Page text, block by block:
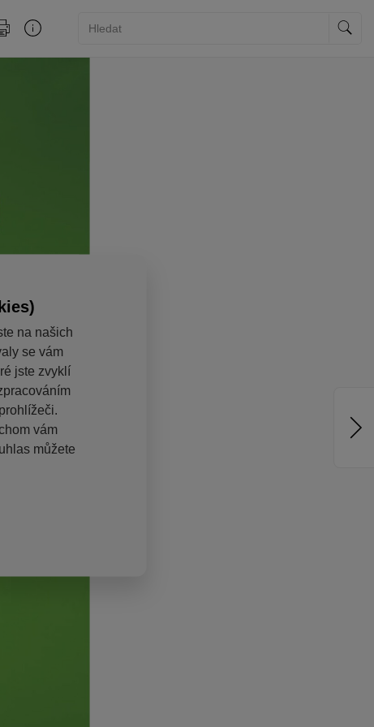
na našich
se vám
jste zvyklí
vám
můžete